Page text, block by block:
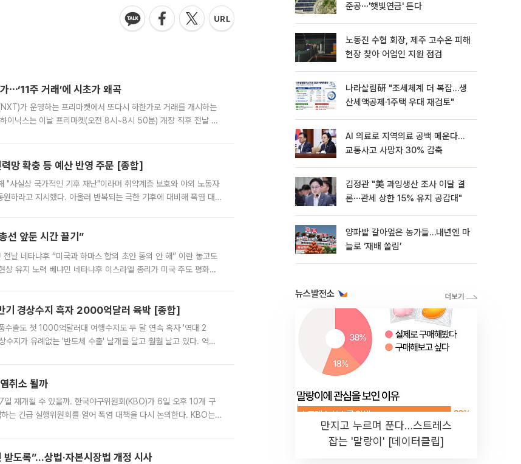
⋯‘11주 거래’에 시초가 왜곡
가 운영하는 프리마켓에서 또다시 하한가로 거래를 개시하는
이닉스는 이날 프리마켓(오전 8시~8시 50분) 개장 직후 전날 정
망 확충 등 예산 반영 주문 [종합]
"사실상 국가적인 기후 재난"이라며 취약계층 보호와 야외 노동자
하라고 지시했다. 아울러 반복되는 극한 기후에 대비해 폭염 대응
선 앞둔 시간 끌기”
날 네타냐후 “미국과 하마스 합의 초안 동의 안 해” 이란 놓고도
유지 노력 베냐민 네타냐후 이스라엘 총리가 미국 주도 평화위
기 경상수지 흑자 2000억달러 육박 [종합]
출도 첫 1000억달러대 여행수지도 두 달 연속 흑자 '역대 2
지가 유례없는 '반도체 수출' 날개를 달고 훨훨 날고 있다. 역대
취소 될까
일 재개될 수 있을까. 한국야구위원회(KBO)가 6일 오후 10개 구
는 긴급 실행위원회를 열어 폭염 대책을 다시 논의한다. KBO는
도록”…상법·자본시장법 개정 시사
준공⋯'햇빛연금' 튼다
노동진 수협 회장, 제주 고수온 피해
현장 찾아 어업인 지원 점검
나라살림硏 "조세체계 더 복잡…생
산세액공제·1주택 우대 재검토"
AI 의료로 지역의료 공백 메운다…
교통사고 사망자 30% 감축
김정관 "美 과잉생산 조사 이달 결
론⋯관세 상한 15% 유지 공감대"
양파밭 갈아엎은 농가들…내년엔 마
늘로 ‘재배 쏠림’
뉴스발전소
만지고 누르며 푼다…스트레스
잡는 '말랑이' [데이터클립]